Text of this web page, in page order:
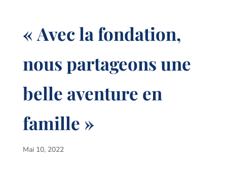
« Avec la fondation,
nous partageons une
belle aventure en
famille »
Mai 10, 2022